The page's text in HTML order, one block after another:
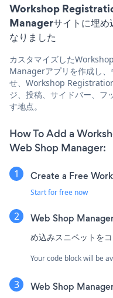
Workshop
Managerサイトに埋め
なりました
カスタマイズした
Managerアプリを作成し、
せ、Workshop
ジ、投稿、サイドバー、フ
す地点。
How To Add a
Web Shop Manager:
Create a Free
Start for free now
Web Shop
め込みスニペットを
Your code block will be
Web Shop Manager